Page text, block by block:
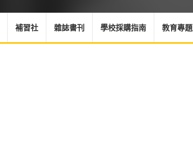
補習社 雜誌書刊 學校採購指南 教育專題